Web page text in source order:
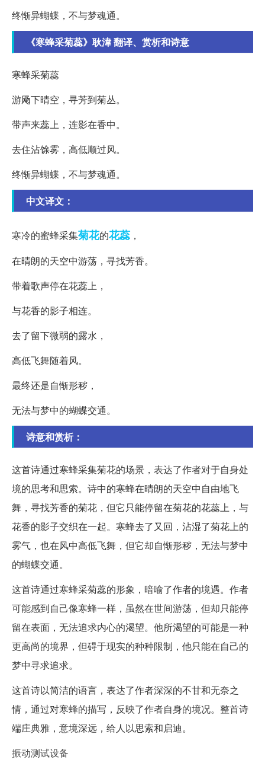
终惭异蝴蝶，不与梦魂通。
《寒蜂采菊蕊》耿湋 翻译、赏析和诗意
寒蜂采菊蕊
游飏下晴空，寻芳到菊丛。
带声来蕊上，连影在香中。
去住沾馀雾，高低顺过风。
终惭异蝴蝶，不与梦魂通。
中文译文：
寒冷的蜜蜂采集菊花的花蕊 ，
在晴朗的天空中游荡，寻找芳香。
带着歌声停在花蕊上，
与花香的影子相连。
去了留下微弱的露水，
高低飞舞随着风。
最终还是自惭形秽，
无法与梦中的蝴蝶交通。
诗意和赏析：
这首诗通过寒蜂采集菊花的场景，表达了作者对于自身处
境的思考和思索。诗中的寒蜂在晴朗的天空中自由地飞
舞，寻找芳香的菊花，但它只能停留在菊花的花蕊上，与
花香的影子交织在一起。寒蜂去了又回，沾湿了菊花上的
雾气，也在风中高低飞舞，但它却自惭形秽，无法与梦中
的蝴蝶交通。
这首诗通过寒蜂采菊蕊的形象，暗喻了作者的境遇。作者
可能感到自己像寒蜂一样，虽然在世间游荡，但却只能停
留在表面，无法追求内心的渴望。他所渴望的可能是一种
更高尚的境界，但碍于现实的种种限制，他只能在自己的
梦中寻求追求。
这首诗以简洁的语言，表达了作者深深的不甘和无奈之
情，通过对寒蜂的描写，反映了作者自身的境况。整首诗
端庄典雅，意境深远，给人以思索和启迪。
振动测试设备